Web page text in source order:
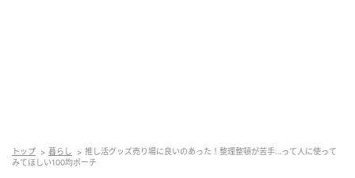
穴兼用、グレー）
トップ 暮らし
推し活グッズ売り場に良いのあった！整理整頓が苦手…って人に使って
みてほしい100均ポーチ